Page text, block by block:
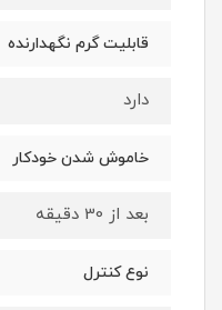
قابلیت گرم نگهدارنده
دارد
خاموش شدن خودکار
بعد از 30 دقیقه
نوع کنترل